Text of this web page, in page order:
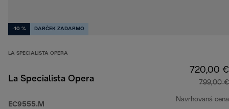
-10 % DARČEK ZADARMO
LA SPECIALISTA OPERA
La Specialista Opera
EC9555.M
720,00 €
799,00 €
Navrhovaná cena